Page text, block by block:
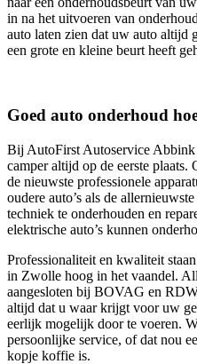
in na het uitvoeren van
auto laten zien dat uw auto altijd
een grote en kleine beurt heeft
Goed auto onderhoud
Bij AutoFirst Autoservice
camper altijd op de eerste
de nieuwste professionele
oudere auto’s als de
techniek te onderhouden en
elektrische auto’s kunnen
Professionaliteit en kwaliteit
in Zwolle hoog in het vaandel.
aangesloten bij BOVAG en
altijd dat u waar krijgt voor uw
eerlijk mogelijk door te voeren.
persoonlijke service, of dat nou
kopje koffie is.